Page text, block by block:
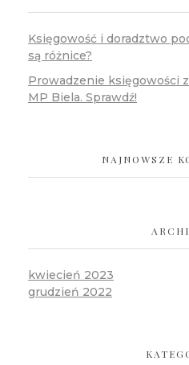
Księgowość i doradztwo
są różnice?
Prowadzenie księgowości
MP Biela. Sprawdź!
NAJNOWSZE
kwiecień 2023
grudzień 2022